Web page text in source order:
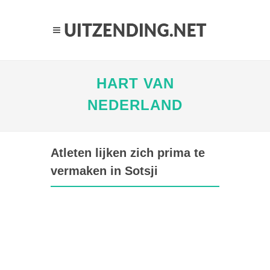
HART VAN
NEDERLAND
Atleten lijken zich prima te
vermaken in Sotsji